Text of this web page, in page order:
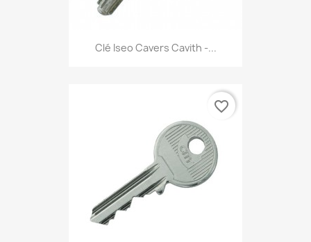
Clé Iseo Cavers Cavith -...
favorite_border